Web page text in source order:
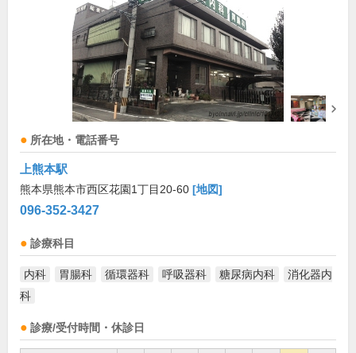
所在地・電話番号
上熊本駅
熊本県熊本市西区花園1丁目20-60 [地図]
096-352-3427
診療科目
内科 胃腸科 循環器科 呼吸器科 糖尿病内科
消化器内
科
診療/受付時間・休診日